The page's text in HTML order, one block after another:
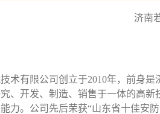
济南
术有限公司创立于2010年，前身是
、开发、制造、销售于一体的高
力。公司先后荣获“山东省十佳安